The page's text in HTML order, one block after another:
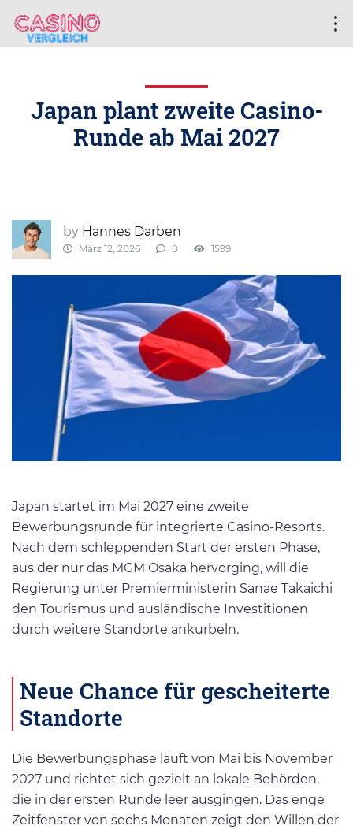
Japan plant zweite Casino-
Runde ab Mai 2027
by Hannes Darben
März 12, 2026 0 1599
Japan startet im Mai 2027 eine zweite
Bewerbungsrunde für integrierte Casino-Resorts.
Nach dem schleppenden Start der ersten Phase,
aus der nur das MGM Osaka hervorging, will die
Regierung unter Premierministerin Sanae Takaichi
den Tourismus und ausländische Investitionen
durch weitere Standorte ankurbeln.
Neue Chance für gescheiterte
Standorte
Die Bewerbungsphase läuft von Mai bis November
2027 und richtet sich gezielt an lokale Behörden,
die in der ersten Runde leer ausgingen. Das enge
Zeitfenster von sechs Monaten zeigt den Willen der